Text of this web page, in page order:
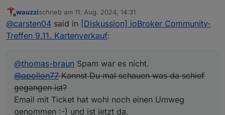
gegangen ist?
Email mit Ticket hat wohl noch einen Umweg
genommen :-) und ist jetzt da.
Offline
wauzzischrieb am 11. Aug. 2024, 14:31
zuletzt editiert von
@carsten04 said in [Diskussion] ioBroker Community-
Treffen 9.11. Kartenverkauf:
@thomas-braun Spam war es nicht.
@apollon77Kannst Du mal schauen was da schief
gegangen ist?
Email mit Ticket hat wohl noch einen Umweg
genommen :-) und ist jetzt da.